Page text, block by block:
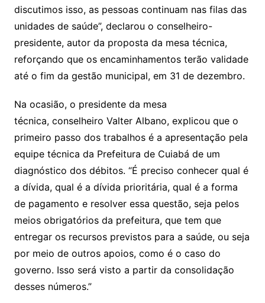
discutimos isso, as pessoas continuam nas filas das
unidades de saúde”, declarou o conselheiro-
presidente, autor da proposta da mesa técnica,
reforçando que os encaminhamentos terão validade
até o fim da gestão municipal, em 31 de dezembro.
Na ocasião, o presidente da mesa
técnica, conselheiro Valter Albano, explicou que o
primeiro passo dos trabalhos é a apresentação pela
equipe técnica da Prefeitura de Cuiabá de um
diagnóstico dos débitos. “É preciso conhecer qual é
a dívida, qual é a dívida prioritária, qual é a forma
de pagamento e resolver essa questão, seja pelos
meios obrigatórios da prefeitura, que tem que
entregar os recursos previstos para a saúde, ou seja
por meio de outros apoios, como é o caso do
governo. Isso será visto a partir da consolidação
desses números.”